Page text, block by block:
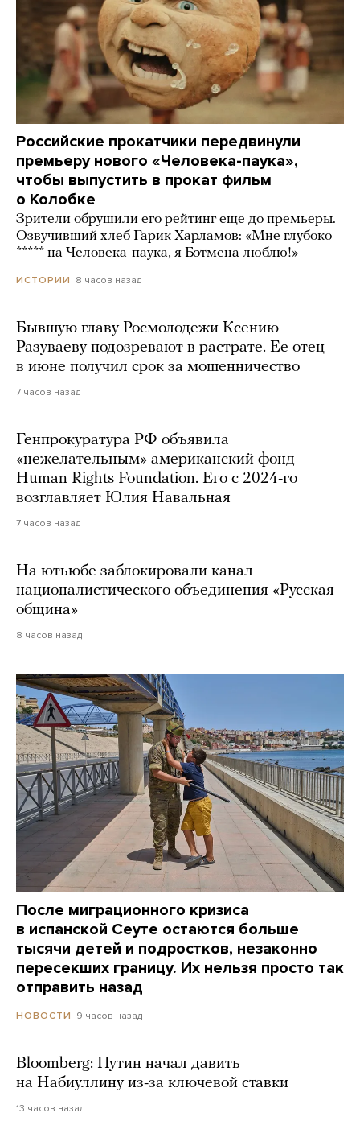
Российские прокатчики передвинули
премьеру нового «Человека-паука»,
чтобы выпустить в прокат фильм
о Колобке
Зрители обрушили его рейтинг еще до премьеры.
Озвучивший хлеб Гарик Харламов: «Мне глубоко
***** на Человека-паука, я Бэтмена люблю!»
ИСТОРИИ 8 часов назад
Бывшую главу Росмолодежи Ксению
Разуваеву подозревают в растрате. Ее отец
в июне получил срок за мошенничество
7 часов назад
Генпрокуратура РФ объявила
«нежелательным» американский фонд
Human Rights Foundation. Его с 2024-го
возглавляет Юлия Навальная
7 часов назад
На ютьюбе заблокировали канал
националистического объединения «Русская
община»
8 часов назад
После миграционного кризиса
в испанской Сеуте остаются больше
тысячи детей и подростков, незаконно
пересекших границу. Их нельзя просто так
отправить назад
НОВОСТИ 9 часов назад
Bloomberg: Путин начал давить
на Набиуллину из-за ключевой ставки
13 часов назад